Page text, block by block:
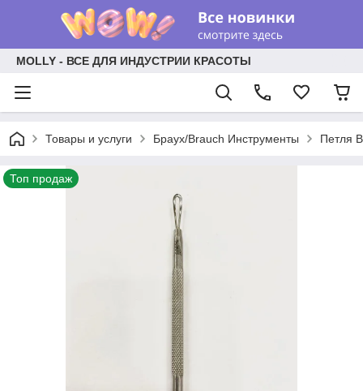
MOLLY - ВСЕ ДЛЯ ИНДУСТРИИ КРАСОТЫ
Товары и услуги Браух/Brauch Инструменты Петля
Топ продаж